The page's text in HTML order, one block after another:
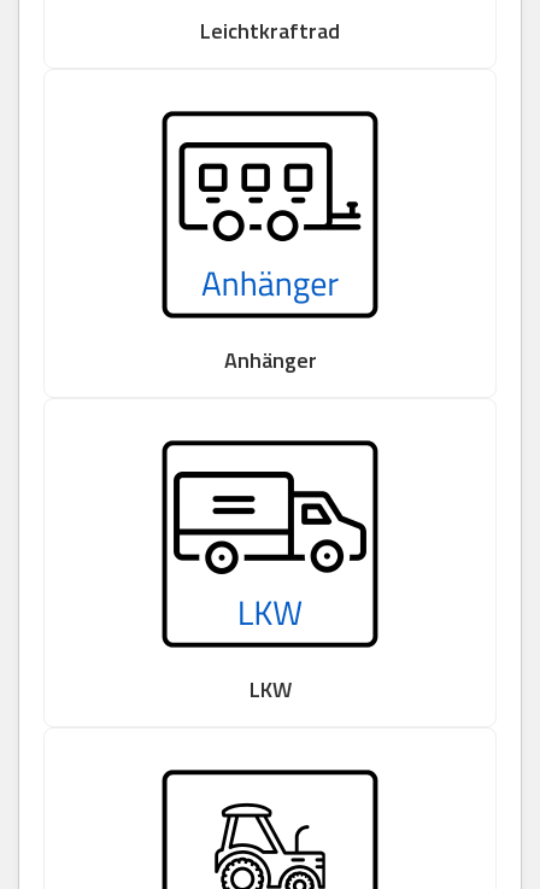
Leichtkraftrad
Anhänger
LKW